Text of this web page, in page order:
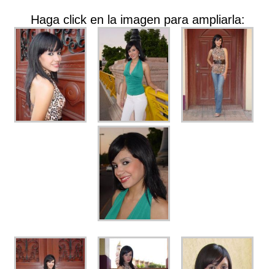
Haga click en la imagen para ampliarla: